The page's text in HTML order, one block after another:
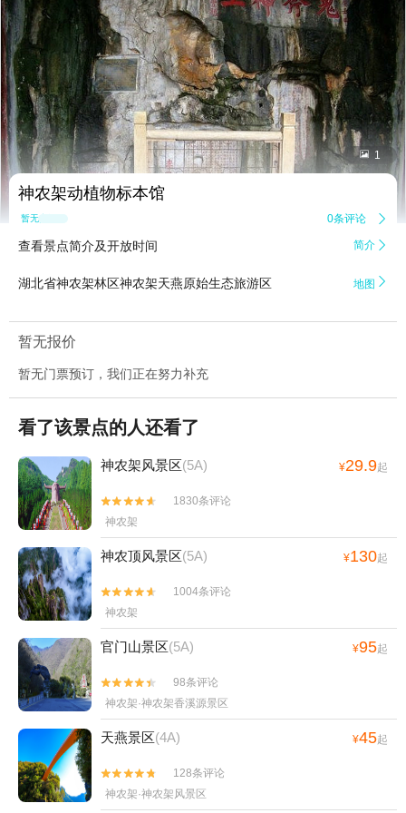
 1
神农架动植物标本馆
暂无点评 0条评论 
查看景点简介及开放时间 简介 
湖北省神农架林区神农架天燕原始生态旅游区 地图 
暂无报价
暂无门票预订，我们正在努力补充
看了该景点的人还看了
神农架风景区(5A) ¥29.9起


1830条评论
神农架
神农顶风景区(5A) ¥130起


1004条评论
神农架
官门山景区(5A) ¥95起


98条评论
神农架·神农架香溪源景区
天燕景区(4A) ¥45起


128条评论
神农架·神农架风景区
